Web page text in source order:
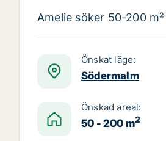
Amelie söker 50-200
Önskat läge:
Södermalm
Önskad areal:
50 - 200 m2